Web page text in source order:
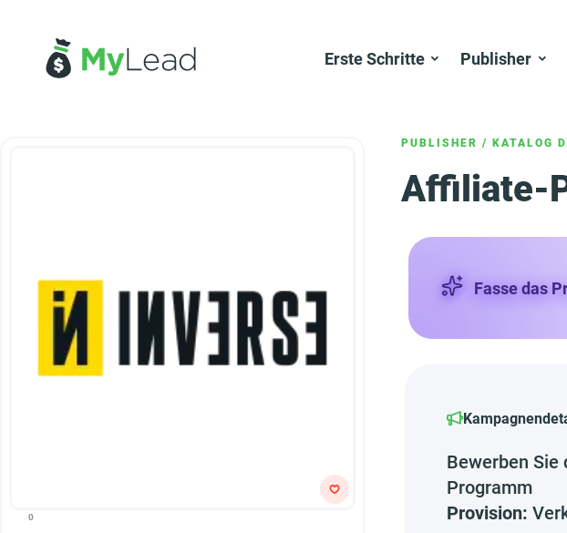
Erste Schritte Publisher
PUBLISHER / KATALOG
Affiliate-
0
Fasse das
Bewerben Sie
Programm
Provision: